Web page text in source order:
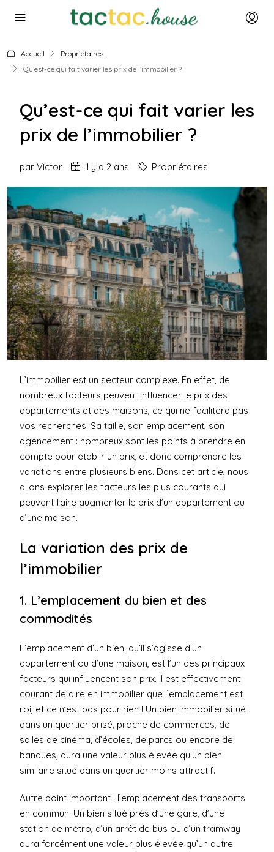
Accueil
Propriétaires
Qu’est-ce qui fait varier les prix de l’immobilier ?
Qu’est-ce qui fait varier les
prix de l’immobilier ?
par Victor il y a 2 ans Propriétaires
L’immobilier est un secteur complexe. En effet, de
nombreux facteurs peuvent influencer le prix des
appartements et des maisons, ce qui ne facilitera pas
vos recherches. Sa taille, son emplacement, son
agencement : nombreux sont les points à prendre en
compte pour établir un prix, et donc comprendre les
variations entre plusieurs biens. Dans cet article, nous
allons explorer les facteurs les plus courants qui
peuvent faire augmenter le prix d’un appartement ou
d’une maison.
La variation des prix de
l’immobilier
1. L’emplacement du bien et des
commodités
L’emplacement d’un bien, qu’il s’agisse d’un
appartement ou d’une maison, est l’un des principaux
facteurs qui influencent son prix. Il est effectivement
courant de dire en immobilier que l’emplacement est
roi, et ce n’est pas pour rien ! Un bien immobilier situé
dans un quartier prisé, proche de commerces, de
salles de cinéma, d’écoles, de parcs ou encore de
banques, aura une valeur plus élevée qu’un bien
similaire situé dans un quartier moins attractif.
Autre point important : l’emplacement des transports
en commun. Un bien situé près d’une gare, d’une
station de métro, d’un arrêt de bus ou d’un tramway
aura forcément une valeur plus élevée qu’un autre